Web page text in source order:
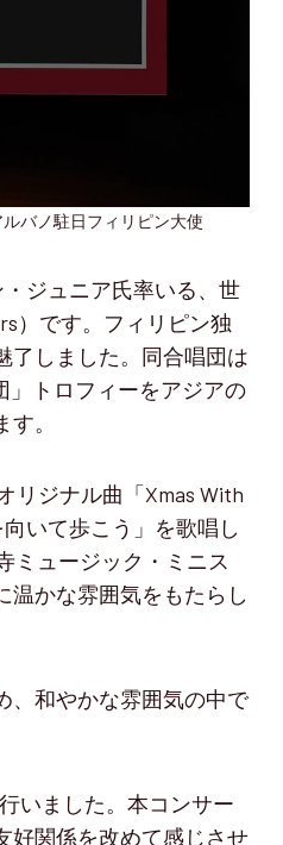
バノ駐日フィリピン大使
ジュニア氏率いる、世
）です。フィリピン独
了しました。同合唱団は
」トロフィーをアジアの
。
リジナル曲「Xmas With
いて歩こう」を歌唱し
ミュージック・ミニス
温かな雰囲気をもたらし
、和やかな雰囲気の中で
いました。本コンサー
好関係を改めて感じさせ